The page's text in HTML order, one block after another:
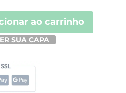
ao carrinho
SUA CAPA